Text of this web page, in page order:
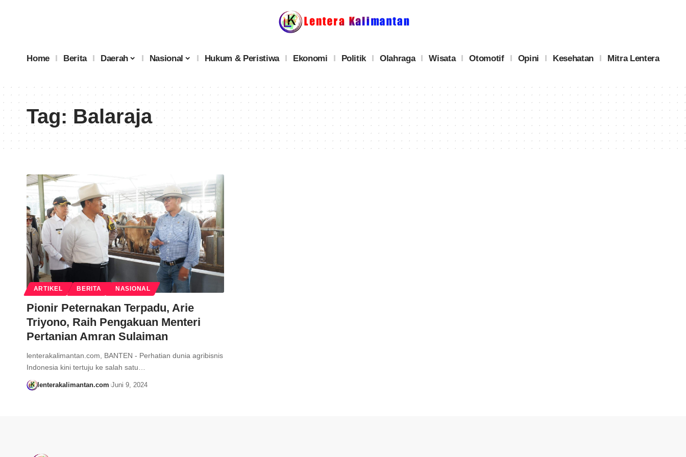
Home Berita Daerah Nasional Hukum & Peristiwa Ekonomi Politik Olahraga Wisata Otomotif Opini Kesehatan Mitra Lentera
Tag:Balaraja
ARTIKEL BERITA NASIONAL
Pionir Peternakan Terpadu, Arie
Triyono, Raih Pengakuan Menteri
Pertanian Amran Sulaiman
lenterakalimantan.com, BANTEN - Perhatian dunia agribisnis
Indonesia kini tertuju ke salah satu…
lenterakalimantan.com Juni 9, 2024